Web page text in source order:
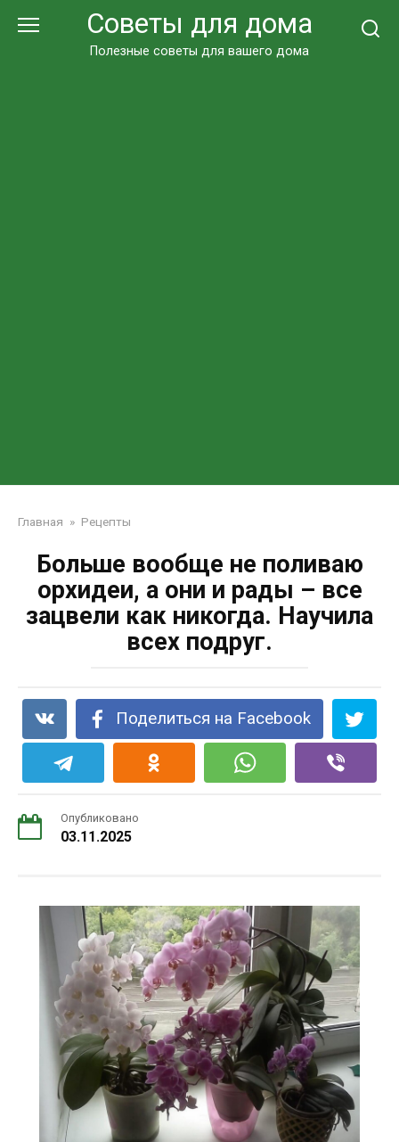
Советы для дома
Полезные советы для вашего дома
Главная » Рецепты
Больше вообще не поливаю
орхидеи, а они и рады – все
зацвели как никогда. Научила
всех подруг.
Поделиться на Facebook
Опубликовано
03.11.2025